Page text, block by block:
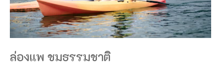
ล่องแพ ชมธรรมชาติ